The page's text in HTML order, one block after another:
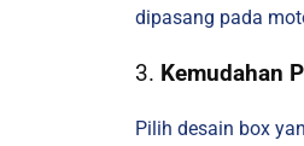
dipasang pada
3. Kemudahan
Pilih desain box